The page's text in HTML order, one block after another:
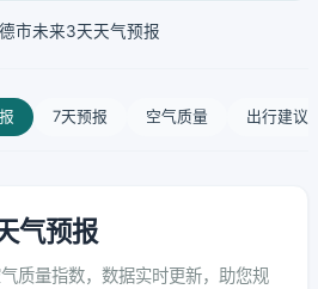
市未来3天天气预报
7天预报 空气质量 出行建议
气预报
质量指数，数据实时更新，助您规